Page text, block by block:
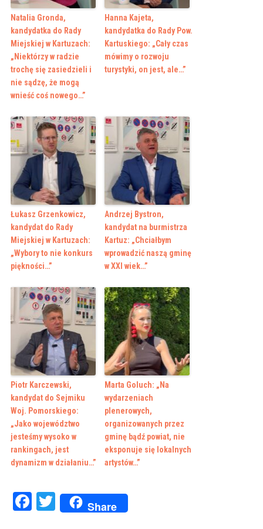
Natalia Gronda,
kandydatka do Rady
Miejskiej w Kartuzach:
„Niektórzy w radzie
trochę się zasiedzieli i
nie sądzę, że mogą
wnieść coś nowego…”
Hanna Kajeta,
kandydatka do Rady Pow.
Kartuskiego: „Cały czas
mówimy o rozwoju
turystyki, on jest, ale…”
Łukasz Grzenkowicz,
kandydat do Rady
Miejskiej w Kartuzach:
„Wybory to nie konkurs
piękności…”
Andrzej Bystron,
kandydat na burmistrza
Kartuz: „Chciałbym
wprowadzić naszą gminę
w XXI wiek…”
Piotr Karczewski,
kandydat do Sejmiku
Woj. Pomorskiego:
„Jako województwo
jesteśmy wysoko w
rankingach, jest
dynamizm w działaniu…”
Marta Goluch: „Na
wydarzeniach
plenerowych,
organizowanych przez
gminę bądź powiat, nie
eksponuje się lokalnych
artystów…”
Facebook
Twitter
Share